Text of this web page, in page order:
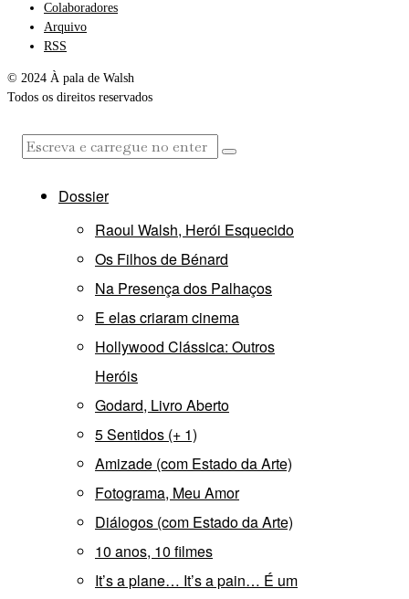
Colaboradores
Arquivo
RSS
© 2024 À pala de Walsh
Todos os direitos reservados
Dossier
Raoul Walsh, Herói Esquecido
Os Filhos de Bénard
Na Presença dos Palhaços
E elas criaram cinema
Hollywood Clássica: Outros
Heróis
Godard, Livro Aberto
5 Sentidos (+ 1)
Amizade (com Estado da Arte)
Fotograma, Meu Amor
Diálogos (com Estado da Arte)
10 anos, 10 filmes
It’s a plane… It’s a pain… É um